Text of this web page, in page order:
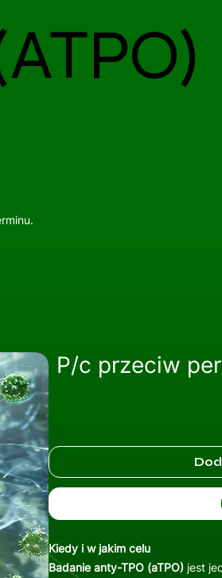
P/c przeciw
Kiedy i w jakim celu
Badanie anty-TPO (aTPO)jest